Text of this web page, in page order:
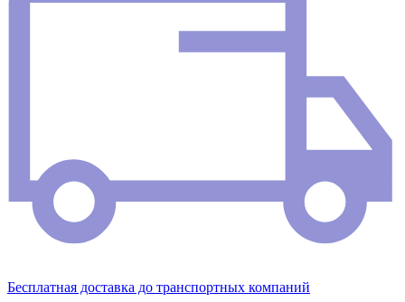
Бесплатная доставка до транспортных компаний